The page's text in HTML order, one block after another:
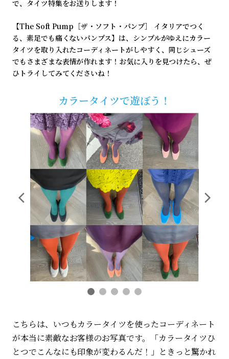
で、タイツ特集をお送りします！
【The Soft Pump［ザ・ソフト・パンプ］ イタリアでつく
る、素足でも痛くないパンプス】は、シンプルがゆえにカラー
タイツを取り入れたコーディネートがしやすく、同じシューズ
でもさまざまな表情が作れます！お気に入りを見つけたら、ぜ
ひトライしてみてくださいね！
カラータイツで遊ぼう！
こちらは、いつもカラータイツを使ったコーディネート
が本当に素敵なお客様のお写真です。「カラータイツひ
とつでこんなにも印象が変わるんだ！」ときっと驚かれ